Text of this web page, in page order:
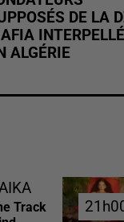
DE LA
INTERPELLÉ
ALGÉRIE
Track